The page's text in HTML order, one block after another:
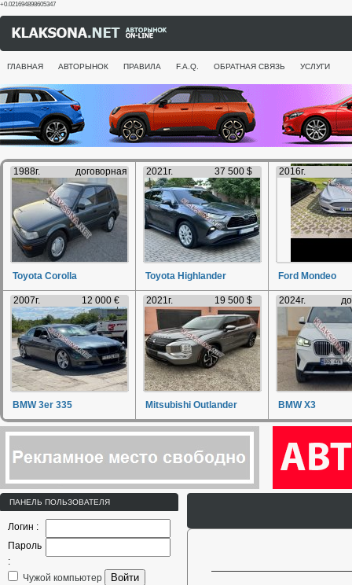
+0.021694898605347
ГЛАВНАЯ АВТОРЫНОК ПРАВИЛА F.A.Q. ОБРАТНАЯ СВЯЗЬ УСЛУГИ
1988г. договорная
Toyota Corolla
2021г. 37 500 $
Toyota Highlander
2016г.
Ford Mondeo
2007г. 12 000 €
BMW 3er 335
2021г. 19 500 $
Mitsubishi Outlander
2024г.
BMW X3
ПАНЕЛЬ ПОЛЬЗОВАТЕЛЯ
Логин :
Пароль
:
Чужой компьютер
Войти